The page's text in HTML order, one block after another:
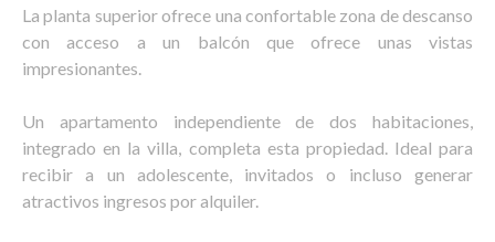
La planta superior ofrece una confortable zona de descanso
con acceso a un balcón que ofrece unas vistas
impresionantes.
Un apartamento independiente de dos habitaciones,
integrado en la villa, completa esta propiedad. Ideal para
recibir a un adolescente, invitados o incluso generar
atractivos ingresos por alquiler.